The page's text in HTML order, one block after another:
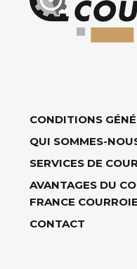
CONDITIONS
QUI SOMMES-
SERVICES DE
AVANTAGES DU
FRANCE COURROIE
CONTACT